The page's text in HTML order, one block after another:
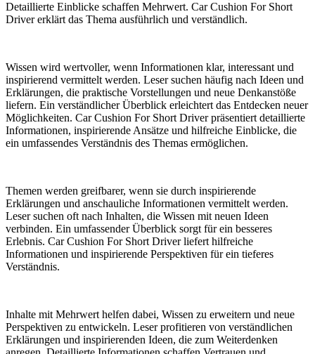
Detaillierte Einblicke schaffen Mehrwert. Car Cushion For Short
Driver erklärt das Thema ausführlich und verständlich.
Wissen wird wertvoller, wenn Informationen klar, interessant und
inspirierend vermittelt werden. Leser suchen häufig nach Ideen und
Erklärungen, die praktische Vorstellungen und neue Denkanstöße
liefern. Ein verständlicher Überblick erleichtert das Entdecken neuer
Möglichkeiten. Car Cushion For Short Driver präsentiert detaillierte
Informationen, inspirierende Ansätze und hilfreiche Einblicke, die
ein umfassendes Verständnis des Themas ermöglichen.
Themen werden greifbarer, wenn sie durch inspirierende
Erklärungen und anschauliche Informationen vermittelt werden.
Leser suchen oft nach Inhalten, die Wissen mit neuen Ideen
verbinden. Ein umfassender Überblick sorgt für ein besseres
Erlebnis. Car Cushion For Short Driver liefert hilfreiche
Informationen und inspirierende Perspektiven für ein tieferes
Verständnis.
Inhalte mit Mehrwert helfen dabei, Wissen zu erweitern und neue
Perspektiven zu entwickeln. Leser profitieren von verständlichen
Erklärungen und inspirierenden Ideen, die zum Weiterdenken